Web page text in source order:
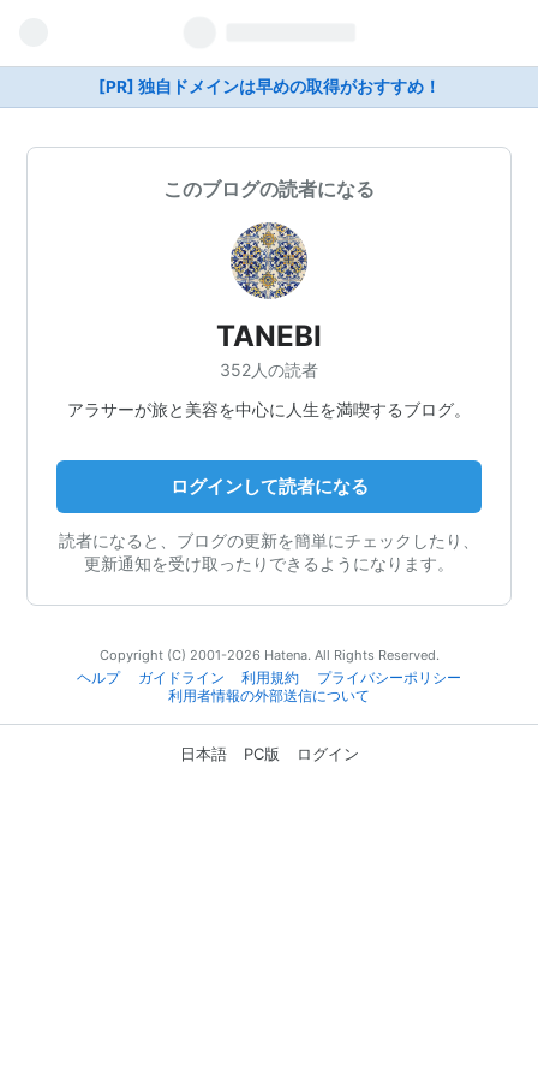
[PR] 独自ドメインは早めの取得がおすすめ！
このブログの読者になる
TANEBI
352人の読者
アラサーが旅と美容を中心に人生を満喫するブログ。
ログインして読者になる
読者になると、ブログの更新を簡単にチェックしたり、
更新通知を受け取ったりできるようになります。
Copyright (C) 2001-2026 Hatena. All Rights Reserved.
ヘルプ
ガイドライン 利用規約
プライバシーポリシー
利用者情報の外部送信について
日本語 PC版 ログイン